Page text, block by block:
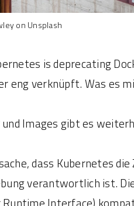
on Unsplash
is deprecating
eng verknüpft. Was es
Images gibt es
dass Kubernetes die
verantwortlich ist.